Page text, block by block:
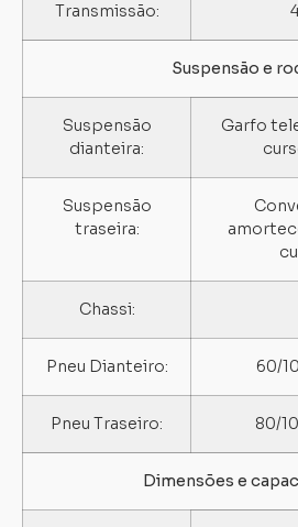
Transmissão:
Suspensão e
Suspensão
dianteira:
Garfo
Suspensão
traseira:
Chassi:
Pneu Dianteiro: 60/
Pneu Traseiro: 80/
Dimensões e